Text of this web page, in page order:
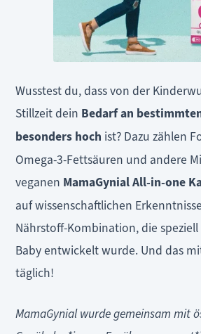
Wusstest du, dass von der
Stillzeit dein Bedarf an
besonders hoch ist? Dazu zählen
Omega-3-Fettsäuren und andere
veganen MamaGynial All-in-one
auf wissenschaftlichen
Nährstoff-Kombination, die
Baby entwickelt wurde. Und das
täglich!
MamaGynial wurde gemeinsam mit